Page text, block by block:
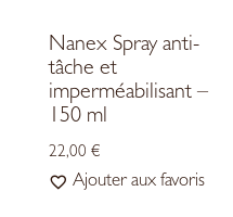
Nanex Spray anti-
tâche et
imperméabilisant –
150 ml
22,00 €
Ajouter aux favoris